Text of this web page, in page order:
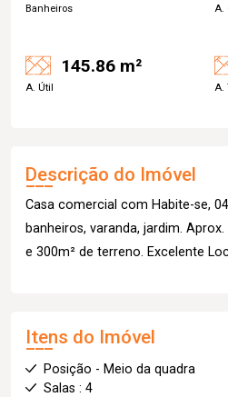
Banheiros A.
145.86 m²
A. Útil A.
Descrição do Imóvel
Casa comercial com Habite-se,
banheiros, varanda, jardim.
e 300m² de terreno. Excelente
Itens do Imóvel
Posição - Meio da quadra
Salas : 4